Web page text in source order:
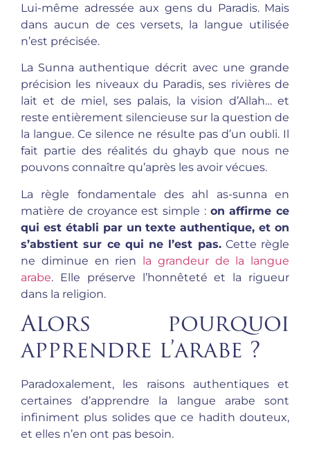
Lui-même adressée aux gens du Paradis. Mais
dans aucun de ces versets, la langue utilisée
n’est précisée.
La Sunna authentique décrit avec une grande
précision les niveaux du Paradis, ses rivières de
lait et de miel, ses palais, la vision d’Allah… et
reste entièrement silencieuse sur la question de
la langue. Ce silence ne résulte pas d’un oubli. Il
fait partie des réalités du ghayb que nous ne
pouvons connaître qu’après les avoir vécues.
La règle fondamentale des ahl as-sunna en
matière de croyance est simple : on affirme ce
qui est établi par un texte authentique, et on
s’abstient sur ce qui ne l’est pas.Cette règle
ne diminue en rien la grandeur de la langue
arabe. Elle préserve l’honnêteté et la rigueur
dans la religion.
Alors pourquoi
apprendre l’arabe ?
Paradoxalement, les raisons authentiques et
certaines d’apprendre la langue arabe sont
infiniment plus solides que ce hadith douteux,
et elles n’en ont pas besoin.